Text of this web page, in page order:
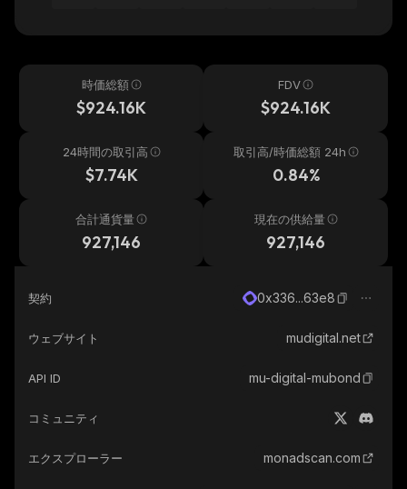
時価総額
$924.16K
FDV
$924.16K
24時間の取引高
$7.74K
取引高/時価総額 24h
0.84%
合計通貨量
927,146
現在の供給量
927,146
契約 0x336...63e8
ウェブサイト mudigital.net
API ID mu-digital-mubond
コミュニティ
エクスプローラー monadscan.com